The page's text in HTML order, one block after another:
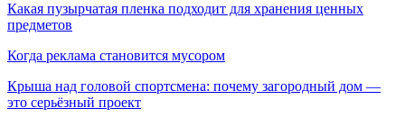
Какая пузырчатая пленка подходит для хранения ценных
предметов
Когда реклама становится мусором
Крыша над головой спортсмена: почему загородный дом —
это серьёзный проект